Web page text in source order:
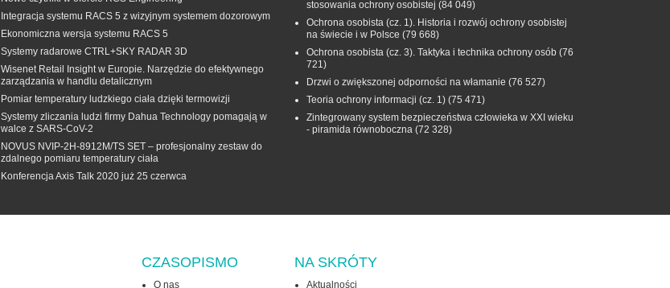
Integracja systemu RACS 5 z wizyjnym systemem dozorowym
Ekonomiczna wersja systemu RACS 5
Systemy radarowe CTRL+SKY RADAR 3D
Wisenet Retail Insight w Europie. Narzędzie do efektywnego
zarządzania w handlu detalicznym
Pomiar temperatury ludzkiego ciała dzięki termowizji
Systemy zliczania ludzi firmy Dahua Technology pomagają w
walce z SARS-CoV-2
NOVUS NVIP-2H-8912M/TS SET – profesjonalny zestaw do
zdalnego pomiaru temperatury ciała
Konferencja Axis Talk 2020 już 25 czerwca
stosowania ochrony osobistej (84 049)
Ochrona osobista (cz. 1). Historia i rozwój ochrony osobistej
na świecie i w Polsce (79 668)
Ochrona osobista (cz. 3). Taktyka i technika ochrony osób (76
721)
Drzwi o zwiększonej odporności na włamanie (76 527)
Teoria ochrony informacji (cz. 1) (75 471)
Zintegrowany system bezpieczeństwa człowieka w XXI wieku
- piramida równoboczna (72 328)
CZASOPISMO
O nas
NA SKRÓTY
Aktualności